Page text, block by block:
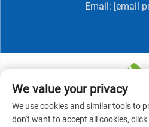
Email: [email
สงวนลิขสิทธิ์ © 2025 โดยบริษัท
จำกัด - นโยบายคว
We value your privacy
We use cookies and similar tools to
don't want to accept all cookies,